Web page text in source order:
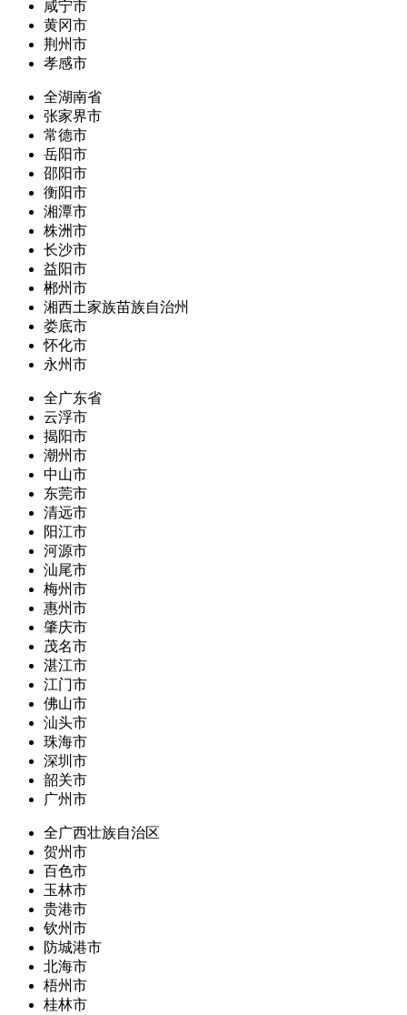
咸宁市
黄冈市
荆州市
孝感市
全湖南省
张家界市
常德市
岳阳市
邵阳市
衡阳市
湘潭市
株洲市
长沙市
益阳市
郴州市
湘西土家族苗族自治州
娄底市
怀化市
永州市
全广东省
云浮市
揭阳市
潮州市
中山市
东莞市
清远市
阳江市
河源市
汕尾市
梅州市
惠州市
肇庆市
茂名市
湛江市
江门市
佛山市
汕头市
珠海市
深圳市
韶关市
广州市
全广西壮族自治区
贺州市
百色市
玉林市
贵港市
钦州市
防城港市
北海市
梧州市
桂林市